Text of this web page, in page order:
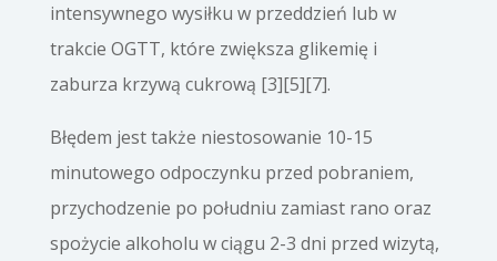
intensywnego wysiłku w przeddzień lub w
trakcie OGTT, które zwiększa glikemię i
zaburza krzywą cukrową [3][5][7].
Błędem jest także niestosowanie 10-15
minutowego odpoczynku przed pobraniem,
przychodzenie po południu zamiast rano oraz
spożycie alkoholu w ciągu 2-3 dni przed wizytą,